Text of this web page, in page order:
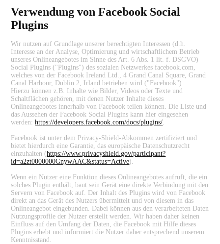
Verwendung von Facebook Social
Plugins
Wir nutzen auf Grundlage unserer berechtigten Interessen (d.h.
Interesse an der Analyse, Optimierung und wirtschaftlichem Betrieb
unseres Onlineangebotes im Sinne des Art. 6 Abs. 1 lit. f. DSGVO)
Social Plugins ("Plugins") des sozialen Netzwerkes facebook.com,
welches von der Facebook Ireland Ltd., 4 Grand Canal Square, Grand
Canal Harbour, Dublin 2, Irland betrieben wird ("Facebook").
Hierzu können z.B. Inhalte wie Bilder, Videos oder Texte und
Schaltflächen gehören, mit denen Nutzer Inhalte dieses
Onlineangebotes innerhalb von Facebook teilen können. Die Liste und
das Aussehen der Facebook Social Plugins kann hier eingesehen
werden:https://developers.facebook.com/docs/plugins/
Facebook ist unter dem Privacy-Shield-Abkommen zertifiziert und
bietet hierdurch eine Garantie, das europäische Datenschutzrecht
einzuhalten (https://www.privacyshield.gov/participant?
id=a2zt0000000GnywAAC&status=Active).
Wenn ein Nutzer eine Funktion dieses Onlineangebotes aufruft, die ein
solches Plugin enthält, baut sein Gerät eine direkte Verbindung mit den
Servern von Facebook auf. Der Inhalt des Plugins wird von Facebook
direkt an das Gerät des Nutzers übermittelt und von diesem in das
Onlineangebot eingebunden. Dabei können aus den verarbeiteten Daten
Nutzungsprofile der Nutzer erstellt werden. Wir haben daher keinen
Einfluss auf den Umfang der Daten, die Facebook mit Hilfe dieses
Plugins erhebt und informiert die Nutzer daher entsprechend unserem
Kenntnisstand.